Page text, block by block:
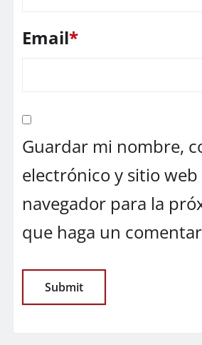
Email*
Guardar mi nombre,
electrónico y sitio web
navegador para la
que haga un